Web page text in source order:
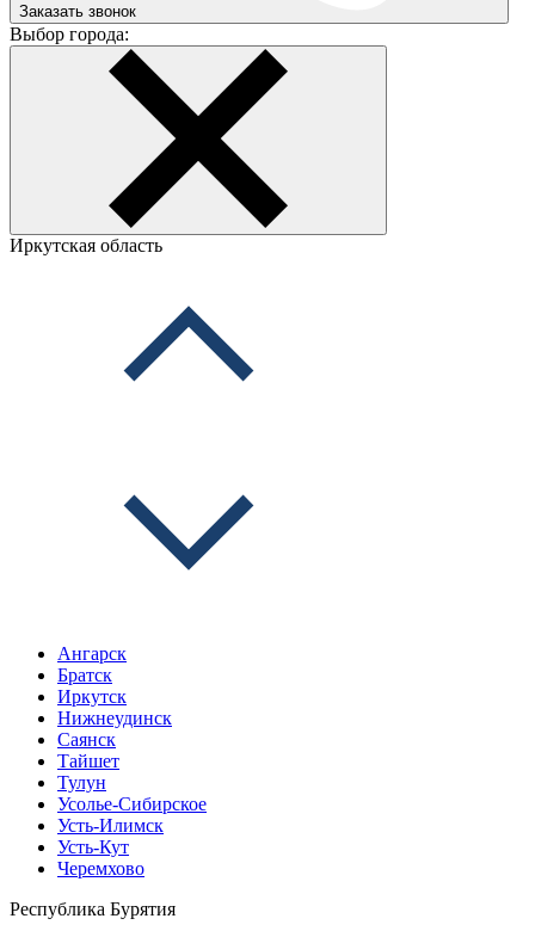
Заказать звонок
Выбор города:
Иркутская область
Ангарск
Братск
Иркутск
Нижнеудинск
Саянск
Тайшет
Тулун
Усолье-Сибирское
Усть-Илимск
Усть-Кут
Черемхово
Республика Бурятия